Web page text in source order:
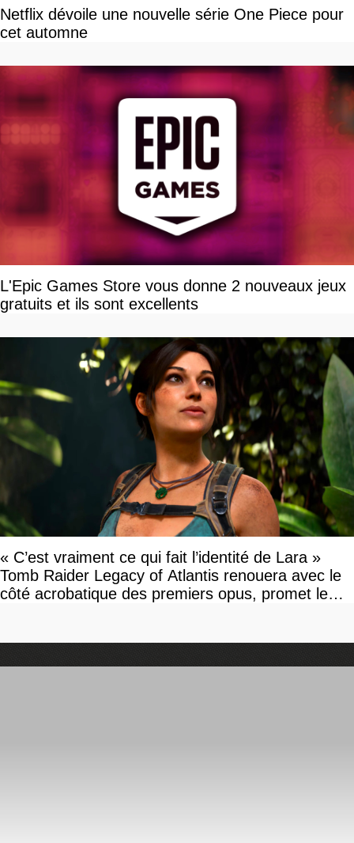
Netflix dévoile une nouvelle série One Piece pour
cet automne
L'Epic Games Store vous donne 2 nouveaux jeux
gratuits et ils sont excellents
« C’est vraiment ce qui fait l’identité de Lara »
Tomb Raider Legacy of Atlantis renouera avec le
côté acrobatique des premiers opus, promet le